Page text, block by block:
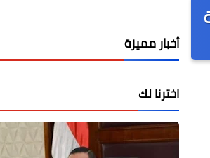
أخبار مميزة
اخترنا لك